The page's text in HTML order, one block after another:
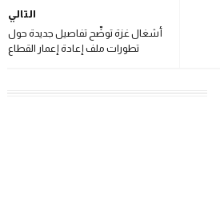
التالي
أشغال غزة توضِّح تفاصيل جديدة حول
تطورات ملف إعادة إعمار القطاع